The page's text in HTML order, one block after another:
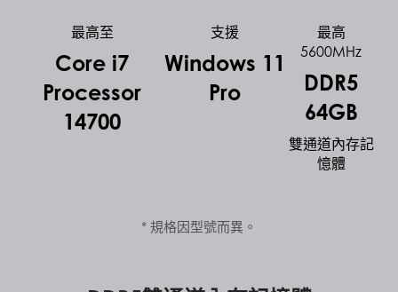
最高至
Core i7
Processor
14700
支援
Windows 11
Pro
最高
5600MHz
DDR5
64GB
雙通道內存記
憶體
* 規格因型號而異。